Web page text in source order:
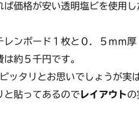
価格が安い透明塩ビを使用
レンボード１枚と０．５ｍｍ
約５千円です。
ッタリとお思いでしょうが実
と貼ってあるので レイアウトの